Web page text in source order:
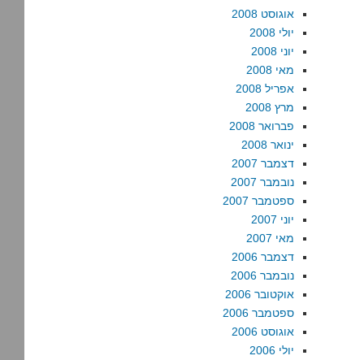
אוגוסט 2008
יולי 2008
יוני 2008
מאי 2008
אפריל 2008
מרץ 2008
פברואר 2008
ינואר 2008
דצמבר 2007
נובמבר 2007
ספטמבר 2007
יוני 2007
מאי 2007
דצמבר 2006
נובמבר 2006
אוקטובר 2006
ספטמבר 2006
אוגוסט 2006
יולי 2006